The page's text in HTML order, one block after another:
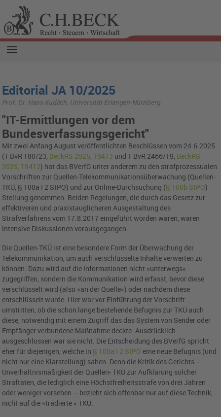
Editorial JA 10/2025
Prof. Dr. Hans Kudlich, Universität Erlangen-Nürnberg
"IT-Ermittlungen vor dem
Bundesverfassungsgericht"
Mit zwei Anfang August veröffentlichten Beschlüssen vom 24.6.2025
(1 BvR 180/23, BeckRS 2025, 19413 und 1 BvR 2466/19, BeckRS
2025, 19412) hat das BVerfG unter anderem zu den strafprozessualen
Vorschriften zur Quellen-Telekommunikationsüberwachung (Quellen-
TKÜ, § 100a I 2 StPO) und zur Online-Durchsuchung (§ 100b StPO)
Stellung genommen. Beiden Regelungen, die durch das Gesetz zur
effektiveren und praxistauglicheren Ausgestaltung des
Strafverfahrens vom 17.8.2017 eingeführt worden waren, waren
intensive Diskussionen vorausgegangen.
Die Quellen-TKÜ ist eine besondere Form der Überwachung der
Telekommunikation, um auch verschlüsselte Inhalte verwerten zu
können. Dazu wird auf die Informationen nicht »unterwegs«
zugegriffen, sondern die Kommunikation wird erfasst, bevor diese
verschlüsselt wird (also »an der Quelle«) oder nachdem diese
entschlüsselt wurde. Hier war vor Einführung der Vorschrift
umstritten, ob die schon lange bestehende Befugnis zur TKÜ auch
diese, notwendig mit einem Zugriff das das System von Sender oder
Empfänger verbundene Maßnahme deckte. Ausdrücklich
ausgeschlossen war sie nicht. Die Entscheidung des BVerfG spricht
eher für diejenigen, welche in § 100a I 2 StPO eine neue Befugnis (und
nicht nur eine Klarstellung) sahen. Denn die Kritik des Gerichts –
Unverhältnismäßigkeit der Quellen- TKÜ zur Aufklärung solcher
Straftaten, die lediglich eine Höchstfreiheitsstrafe von drei Jahren
oder weniger vorsehen – bezieht sich offenbar nur auf diese Technik,
nicht auf die »tradierte « TKÜ.